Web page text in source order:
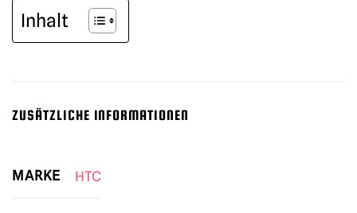
Inhalt
ZUSÄTZLICHE INFORMATIONEN
MARKE HTC